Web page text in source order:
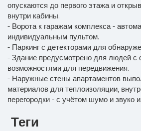
опускаются до первого этажа и
внутри кабины.
- Ворота к гаражам комплекса -
индивидуальным пультом.
- Паркинг с детекторами для
- Здание предусмотрено для людей с
возможностями для передвижения.
- Наружные стены апартаментов
материалов для теплоизоляции,
перегородки - с учётом шумо и звуко
Теги